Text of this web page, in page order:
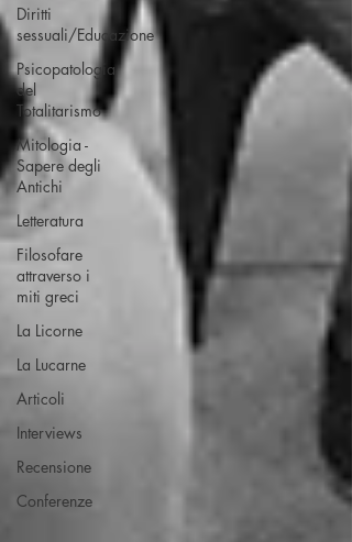
Diritti
sessuali/Educazione
Psicopatologia
del
Totalitarismo
Mitologia -
Sapere degli
Antichi
Letteratura
Filosofare
attraverso i
miti greci
La Licorne
La Lucarne
Articoli
Interviews
Recensione
Conferenze